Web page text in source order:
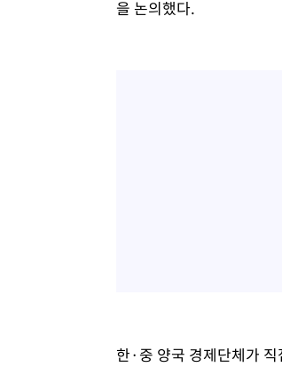
을 논의했다.
한·중 양국 경제단체가